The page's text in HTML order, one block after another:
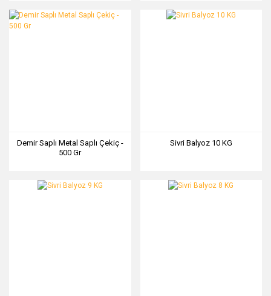
Demir Saplı Metal Saplı Çekiç -
500 Gr
Sivri Balyoz 10 KG